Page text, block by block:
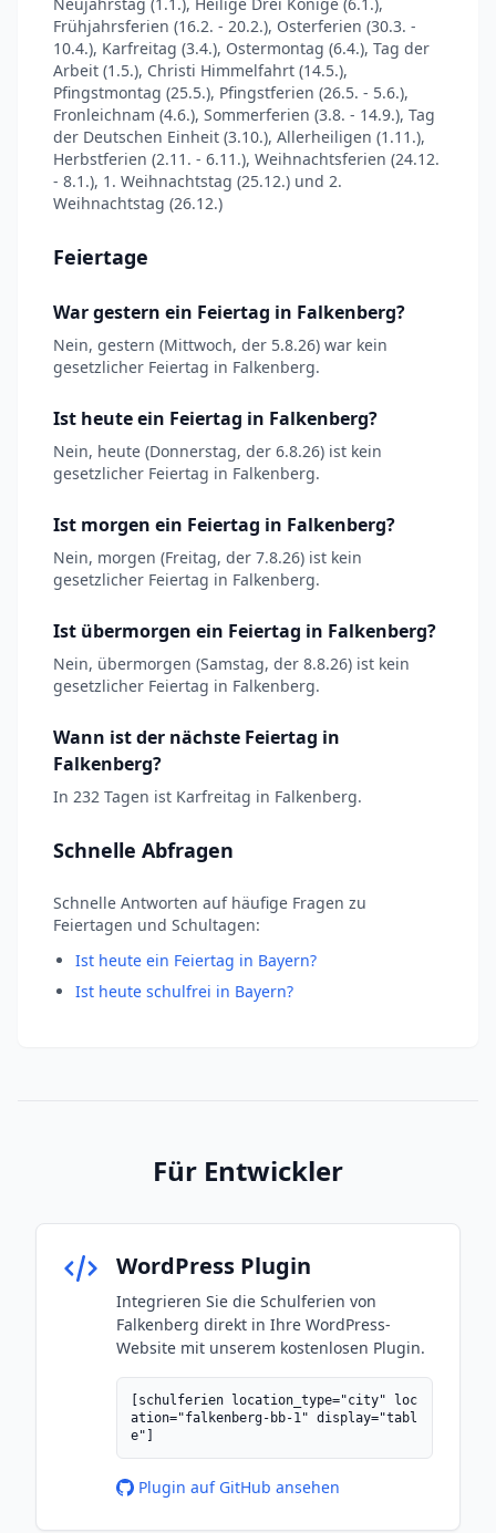
Frühjahrsferien (16.2. - 20.2.), Osterferien (30.3. -
10.4.), Karfreitag (3.4.), Ostermontag (6.4.), Tag der
Arbeit (1.5.), Christi Himmelfahrt (14.5.),
Pfingstmontag (25.5.), Pfingstferien (26.5. - 5.6.),
Fronleichnam (4.6.), Sommerferien (3.8. - 14.9.), Tag
der Deutschen Einheit (3.10.), Allerheiligen (1.11.),
Herbstferien (2.11. - 6.11.), Weihnachtsferien (24.12.
- 8.1.), 1. Weihnachtstag (25.12.) und 2.
Weihnachtstag (26.12.)
Feiertage
War gestern ein Feiertag in Falkenberg?
Nein, gestern (Mittwoch, der 5.8.26) war kein
gesetzlicher Feiertag in Falkenberg.
Ist heute ein Feiertag in Falkenberg?
Nein, heute (Donnerstag, der 6.8.26) ist kein
gesetzlicher Feiertag in Falkenberg.
Ist morgen ein Feiertag in Falkenberg?
Nein, morgen (Freitag, der 7.8.26) ist kein
gesetzlicher Feiertag in Falkenberg.
Ist übermorgen ein Feiertag in Falkenberg?
Nein, übermorgen (Samstag, der 8.8.26) ist kein
gesetzlicher Feiertag in Falkenberg.
Wann ist der nächste Feiertag in
Falkenberg?
In 232 Tagen ist Karfreitag in Falkenberg.
Schnelle Abfragen
Schnelle Antworten auf häufige Fragen zu
Feiertagen und Schultagen:
Ist heute ein Feiertag in Bayern?
Ist heute schulfrei in Bayern?
Für Entwickler
WordPress Plugin
Integrieren Sie die Schulferien von
Falkenberg direkt in Ihre WordPress-
Website mit unserem kostenlosen Plugin.
[schulferien location_type="city" loc
ation="falkenberg-bb-1" display="tabl
e"]
Plugin auf GitHub ansehen